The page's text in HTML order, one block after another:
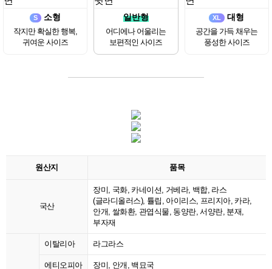
S 소형
작지만 확실한 행복,
귀여운 사이즈
일반형
어디에나 어울리는
보편적인 사이즈
XL 대형
공간을 가득 채우는
풍성한 사이즈
원산지 품목
국산
장미, 국화, 카네이션, 거베라, 백합, 라스
(글라디올러스), 튤립, 아이리스, 프리지아, 카라,
안개, 쌀화환, 관엽식물, 동양란, 서양란, 분재,
부자재
이탈리아 라그라스
에티오피아 장미, 안개, 백묘국